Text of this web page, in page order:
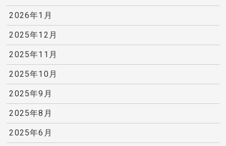
2026年1月
2025年12月
2025年11月
2025年10月
2025年9月
2025年8月
2025年6月